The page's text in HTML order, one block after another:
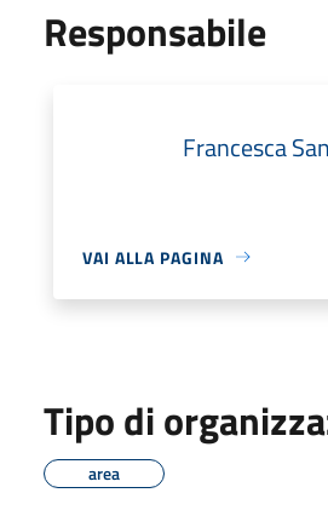
Responsabile
Francesca
VAI ALLA PAGINA
Tipo di
area